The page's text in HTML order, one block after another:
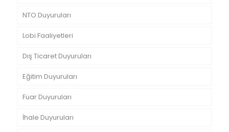
NTO Duyuruları
Lobi Faaliyetleri
Dış Ticaret Duyuruları
Eğitim Duyuruları
Fuar Duyuruları
İhale Duyuruları